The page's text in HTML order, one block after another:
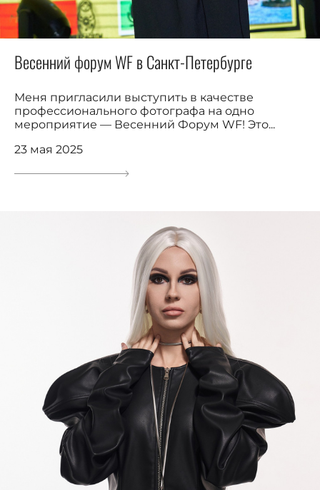
Весенний форум WF в Санкт-Петербурге
Меня пригласили выступить в качестве
профессионального фотографа на одно
мероприятие — Весенний Форум WF! Это...
23 мая 2025